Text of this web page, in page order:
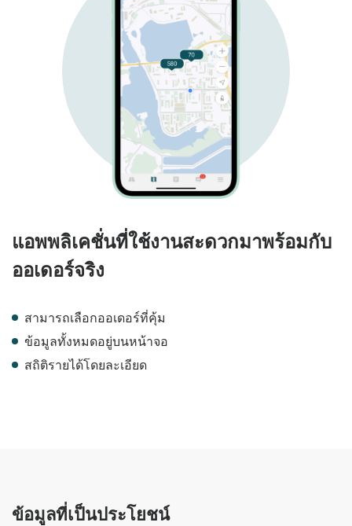
แอพพลิเคชั่นที่ใช้งานสะดวกมาพร้อมกับ
ออเดอร์จริง
สามารถเลือกออเดอร์ที่คุ้ม
ข้อมูลทั้งหมดอยู่บนหน้าจอ
สถิติรายได้โดยละเอียด
ข้อมูลที่เป็นประโยชน์